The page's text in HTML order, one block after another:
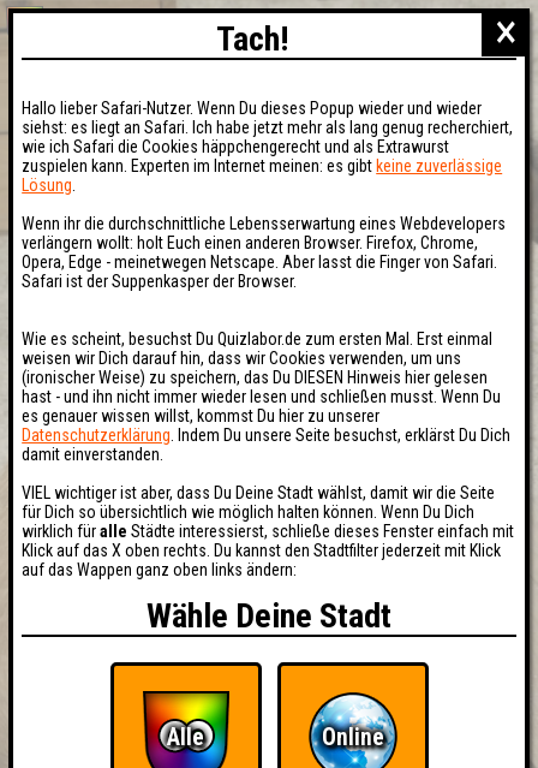
×
Tach!
Hallo lieber Safari-Nutzer. Wenn Du dieses Popup wieder und wieder
siehst: es liegt an Safari. Ich habe jetzt mehr als lang genug recherchiert,
wie ich Safari die Cookies häppchengerecht und als Extrawurst
zuspielen kann. Experten im Internet meinen: es gibt keine zuverlässige
Lösung
Wenn ihr die durchschnittliche Lebensserwartung eines Webdevelopers
verlängern wollt: holt Euch einen anderen Browser. Firefox, Chrome,
Opera, Edge - meinetwegen Netscape. Aber lasst die Finger von Safari.
Safari ist der Suppenkasper der Browser.
Wie es scheint, besuchst Du Quizlabor.de zum ersten Mal. Erst einmal
weisen wir Dich darauf hin, dass wir Cookies verwenden, um uns
(ironischer Weise) zu speichern, das Du DIESEN Hinweis hier gelesen
hast - und ihn nicht immer wieder lesen und schließen musst. Wenn Du
es genauer wissen willst, kommst Du hier zu unserer
Datenschutzerklärung . Indem Du unsere Seite besuchst, erklärst Du Dich
damit einverstanden.
VIEL wichtiger ist aber, dass Du Deine Stadt wählst, damit wir die Seite
für Dich so übersichtlich wie möglich halten können. Wenn Du Dich
wirklich füralle Städte interessierst, schließe dieses Fenster einfach mit
Klick auf das X oben rechts. Du kannst den Stadtfilter jederzeit mit Klick
auf das Wappen ganz oben links ändern:
Wähle Deine Stadt
Alle Online